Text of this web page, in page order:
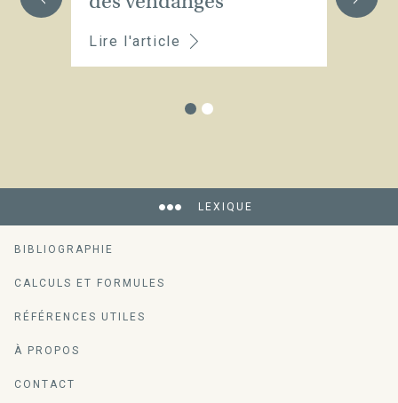
Lire l'article
LEXIQUE
BIBLIOGRAPHIE
CALCULS ET FORMULES
RÉFÉRENCES UTILES
À PROPOS
CONTACT